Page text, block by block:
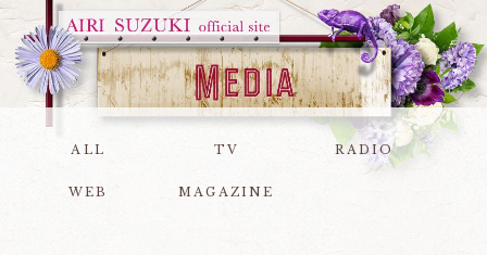
ALL TV RADIO
WEB MAGAZINE